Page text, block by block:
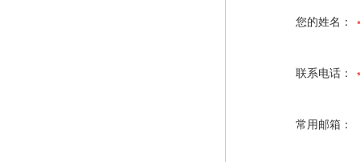
您的姓名：
联系电话：
常用邮箱：